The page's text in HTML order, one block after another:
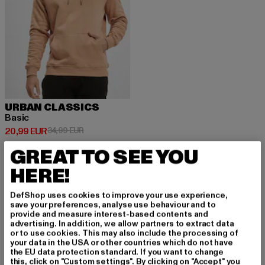
URBAN CLASSICS
Basic
20,99 EUR
Ajankohtainen hinta: 20,99 EUR
34,99 EURKampanjahinta: 34,99 EUR
REKISTERÖIDY PYS
YÄKSESI INSPIROIT
GREAT TO SEE YOU
HERE!
DefShop uses cookies to improve your use experience,
save your preferences, analyse use behaviour and to
provide and measure interest-based contents and
advertising. In addition, we allow partners to extract data
or to use cookies. This may also include the processing of
your data in the USA or other countries which do not have
the EU data protection standard. If you want to change
this, click on "Custom settings". By clicking on "Accept" you